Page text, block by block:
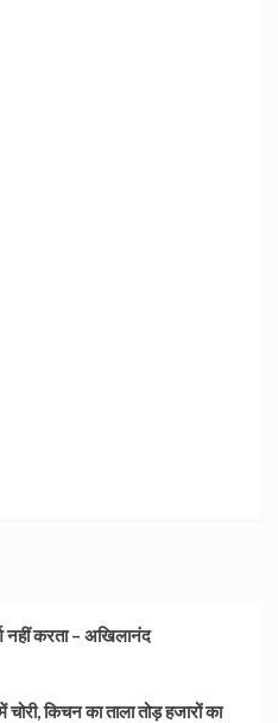
नहीं करता – अखिलानंद
किचन का ताला तोड़ हजारों का